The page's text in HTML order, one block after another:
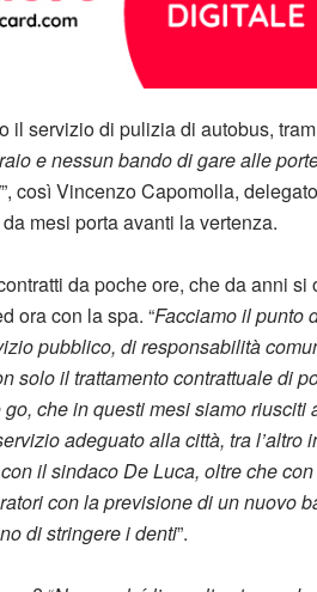
il servizio di pulizia di autobus,
e nessun bando di gare alle
”, così Vincenzo Capomolla,
mesi porta avanti la vertenza.
da poche ore, che da anni
ora con la spa. “Facciamo il punto
pubblico, di responsabilità
solo il trattamento contrattuale di
che in questi mesi siamo
adeguato alla città, tra l’altro
il sindaco De Luca, oltre che
con la previsione di un nuovo
di stringere i denti”.